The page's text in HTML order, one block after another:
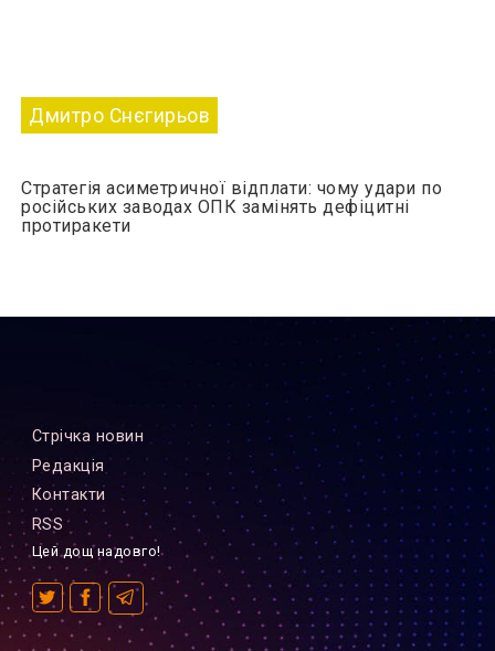
Дмитро Снєгирьов
Стратегія асиметричної відплати: чому удари по
російських заводах ОПК замінять дефіцитні
протиракети
Стрiчка новин
Редакцiя
Контакти
RSS
Цей дощ надовго!